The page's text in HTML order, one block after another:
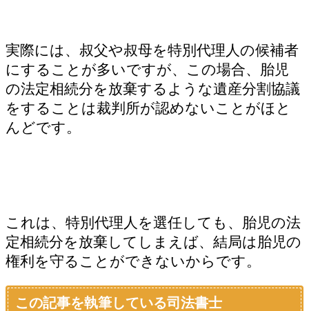
実際には、叔父や叔母を特別代理人の候補者
にすることが多いですが、この場合、胎児
の法定相続分を放棄するような遺産分割協議
をすることは裁判所が認めないことがほと
んどです。
これは、特別代理人を選任しても、胎児の法
定相続分を放棄してしまえば、結局は胎児の
権利を守ることができないからです。
この記事を執筆している司法書士